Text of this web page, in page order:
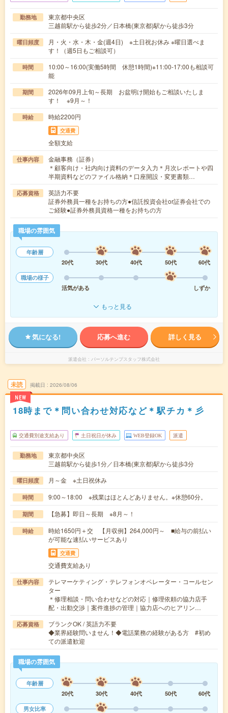
勤務地
東京都中央区
三越前駅から徒歩2分／日本橋(東京都)駅から徒歩3分
曜日頻度
月・火・水・木・金(週4日) ※土日祝お休み ※曜日選べま
す！（週5日もご相談可）
時間
10:00～16:00(実働5時間 休憩1時間)※11:00-17:00も相談可
能
期間
2026年09月上旬～長期 お盆明け開始もご相談いたしま
す！ ※9月～！
時給 時給2200円
交通費
全額支給
仕事内容
金融事務（証券）
＊顧客向け・社内向け資料のデータ入力＊月次レポートや四
半期資料などのファイル格納＊口座開設・変更書類…
応募資格
英語力不要
証券外務員一種をお持ちの方●信託投資会社or証券会社での
ご経験●証券外務員資格一種をお持ちの方
職場の雰囲気
年齢層
20代
30代 40代 50代
60代
職場の様子
活気がある
しずか
もっと見る
気になる! 応募へ進む 詳しく見る
派遣会社 パーソルテンプスタッフ株式会社
未読
NEW
掲載日 2026/08/06
18時まで＊問い合わせ対応など＊駅チカ＊彡
交通費別途支給あり 土日祝日が休み WEB登録OK 派遣
勤務地
東京都中央区
三越前駅から徒歩1分／日本橋(東京都)駅から徒歩3分
曜日頻度 月～金 ※土日祝休み
時間 9:00～18:00 ※残業はほとんどありません。※休憩60分。
期間 【急募】即日～長期 ※8月～！
時給
時給1650円＋交 【月収例】264,000円～ ■給与の前払い
が可能な速払いサービスあり
交通費
交通費支給あり
仕事内容
テレマーケティング・テレフォンオペレーター・コールセン
ター
＊修理相談・問い合わせなどの対応｜修理依頼の協力店手
配・出動交渉｜案件進捗の管理｜協力店へのヒアリン…
応募資格
ブランクOK / 英語力不要
◆業界経験問いません！◆電話業務の経験がある方 #初め
ての派遣歓迎
職場の雰囲気
年齢層
20代
30代 40代 50代
60代
男女比率